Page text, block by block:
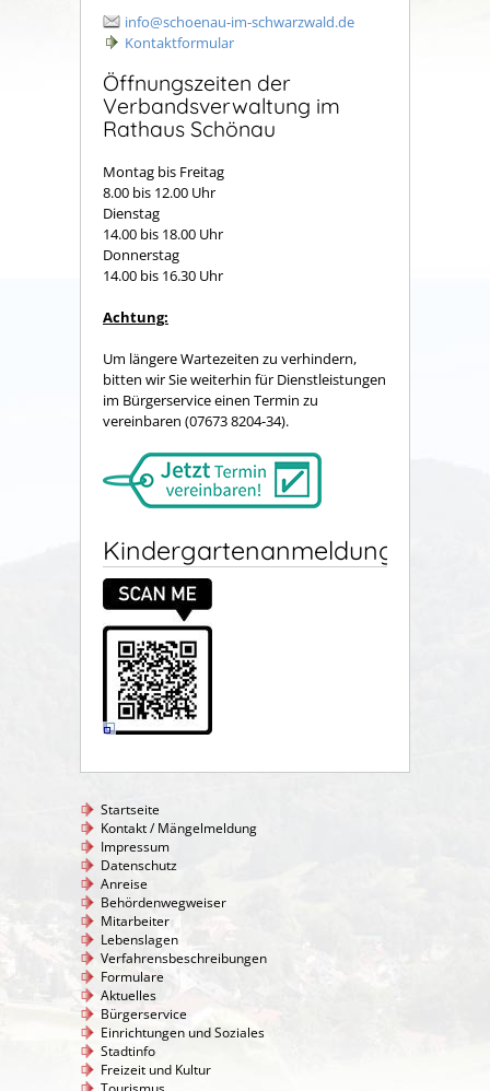
info@schoenau-im-schwarzwald.de
Kontaktformular
Öffnungszeiten der
Verbandsverwaltung im
Rathaus Schönau
Montag bis Freitag
8.00 bis 12.00 Uhr
Dienstag
14.00 bis 18.00 Uhr
Donnerstag
14.00 bis 16.30 Uhr
Achtung:
Um längere Wartezeiten zu verhindern,
bitten wir Sie weiterhin für Dienstleistungen
im Bürgerservice einen Termin zu
vereinbaren (07673 8204-34).
Kindergartenanmeldung
Startseite
Kontakt / Mängelmeldung
Impressum
Datenschutz
Anreise
Behördenwegweiser
Mitarbeiter
Lebenslagen
Verfahrensbeschreibungen
Formulare
Aktuelles
Bürgerservice
Einrichtungen und Soziales
Stadtinfo
Freizeit und Kultur